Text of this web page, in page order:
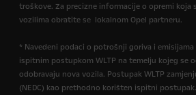
troškove. Za precizne informacije o opremi koja
vozilima obratite se lokalnom Opel partneru.
* Navedeni podaci o potrošnji goriva i emisijama
ispitnim postupkom WLTP na temelju kojeg se
odobravaju nova vozila. Postupak WLTP
(NEDC) kao prethodno korišten ispitni